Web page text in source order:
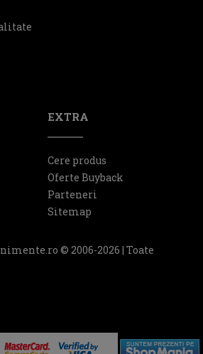
EXTRA
Cere produs
Oferte Buyback
Parteneri
Sitemap
© 2006-2026 | Toate